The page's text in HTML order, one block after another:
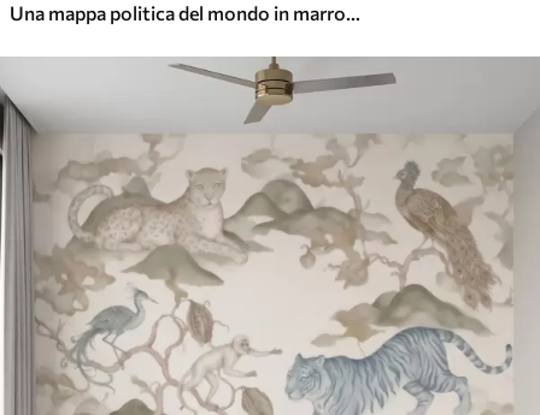
Una mappa politica del mondo in marrone con bandiere in inglese